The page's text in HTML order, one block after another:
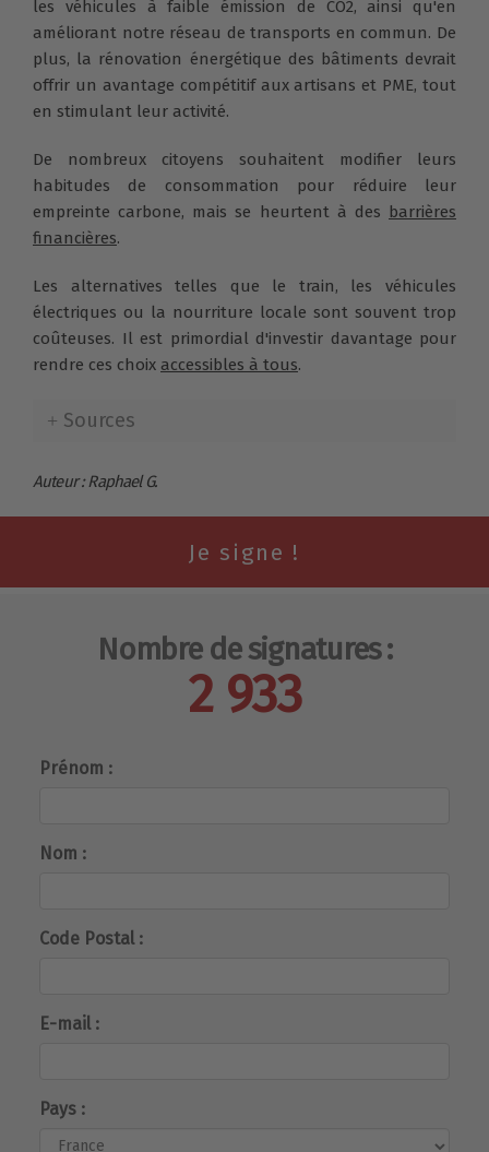
les véhicules à faible émission de CO2, ainsi qu'en
améliorant notre réseau de transports en commun. De
plus, la rénovation énergétique des bâtiments devrait
offrir un avantage compétitif aux artisans et PME, tout
en stimulant leur activité.
De nombreux citoyens souhaitent modifier leurs
habitudes de consommation pour réduire leur
empreinte carbone, mais se heurtent à des barrières
financières.
Les alternatives telles que le train, les véhicules
électriques ou la nourriture locale sont souvent trop
coûteuses. Il est primordial d'investir davantage pour
rendre ces choix accessibles à tous.
Sources
Auteur : Raphael G.
Nombre de signatures :
2 933
Prénom :
Nom :
Code Postal :
E-mail :
Pays :